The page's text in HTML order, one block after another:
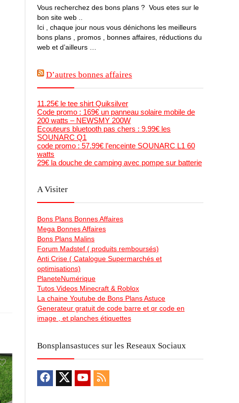
Vous recherchez des bons plans ? Vous etes sur le
bon site web ..
Ici , chaque jour nous vous dénichons les meilleurs
bons plans , promos , bonnes affaires, réductions du
web et d’ailleurs …
D’autres bonnes affaires
11.25€ le tee shirt Quiksilver
Code promo : 169€ un panneau solaire mobile de
200 watts – NEWSMY 200W
Ecouteurs bluetooth pas chers : 9.99€ les
SOUNARC Q1
code promo : 57.99€ l’enceinte SOUNARC L1 60
watts
29€ la douche de camping avec pompe sur batterie
A Visiter
Bons Plans Bonnes Affaires
Mega Bonnes Affaires
Bons Plans Malins
Forum Madstef ( produits remboursés)
Anti Crise ( Catalogue Supermarchés et
optimisations)
PlaneteNumérique
Tutos Videos Minecraft & Roblox
La chaine Youtube de Bons Plans Astuce
Generateur gratuit de code barre et qr code en
image , et planches étiquettes
Bonsplansastuces sur les Reseaux Sociaux